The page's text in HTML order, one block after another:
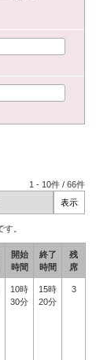
1 - 10件 /66件
。
開始
時間
終了
時間
残
席
10時
30分
15時
20分
3